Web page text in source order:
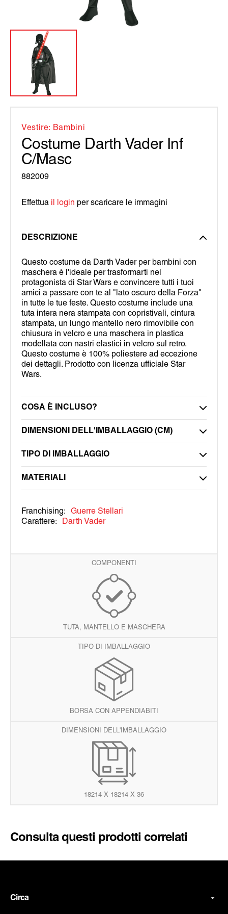
COMPONENTI
TUTA, MANTELLO E MASCHERA
TIPO DI IMBALLAGGIO
BORSA CON APPENDIABITI
DIMENSIONI DELL'IMBALLAGGIO
18214 X 18214 X 36
Vestire: Bambini
Costume Darth Vader Inf
C/Masc
882009
Effettua il login per scaricare le immagini
DESCRIZIONE
Questo costume da Darth Vader per bambini con
maschera è l'ideale per trasformarti nel
protagonista di Star Wars e convincere tutti i tuoi
amici a passare con te al "lato oscuro della Forza"
in tutte le tue feste. Questo costume include una
tuta intera nera stampata con copristivali, cintura
stampata, un lungo mantello nero rimovibile con
chiusura in velcro e una maschera in plastica
modellata con nastri elastici in velcro sul retro.
Questo costume è 100% poliestere ad eccezione
dei dettagli. Prodotto con licenza ufficiale Star
Wars.
COSA È INCLUSO?
DIMENSIONI DELL'IMBALLAGGIO (CM)
TIPO DI IMBALLAGGIO
MATERIALI
Franchising:
Guerre Stellari
Carattere:
Darth Vader
Consulta questi prodotti correlati
Circa